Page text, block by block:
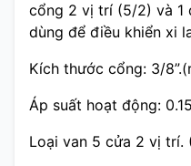
cổng 2 vị trí (5/2) và 1
dùng để điều khiển xi
Kích thước cổng: 3/
Áp suất hoạt động:
Loại van 5 cửa 2 vị trí.